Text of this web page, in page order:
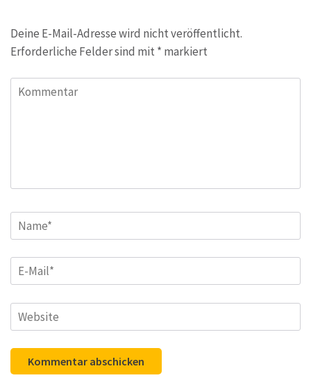
Deine E-Mail-Adresse wird nicht veröffentlicht.
Erforderliche Felder sind mit * markiert
Kommentar
Name*
E-
Mail*
Website